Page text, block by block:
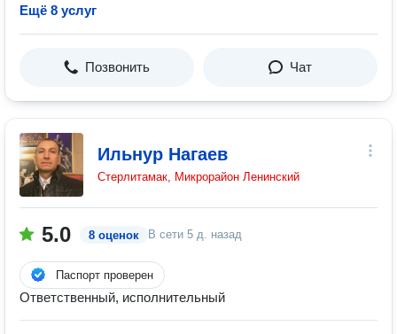
Ещё 8 услуг
Позвонить Чат
Ильнур Нагаев
Стерлитамак, Микрорайон Ленинский
5.0 8 оценок В сети 5 д. назад
Паспорт проверен
Ответственный, исполнительный